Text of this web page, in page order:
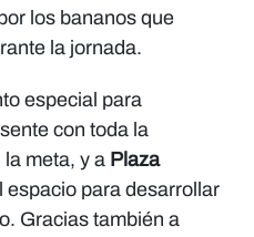
los bananos que
la jornada.
especial para
con toda la
la meta, y a Plaza
para desarrollar
Gracias también a